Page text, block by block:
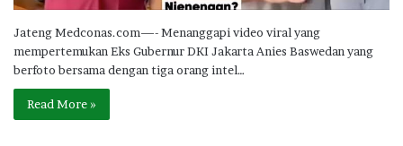
Jateng Medconas.com—- Menanggapi video viral yang
mempertemukan Eks Gubernur DKI Jakarta Anies Baswedan yang
berfoto bersama dengan tiga orang intel…
Read More »